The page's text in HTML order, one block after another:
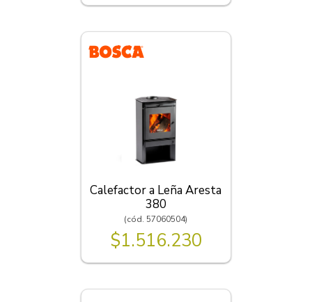
Calefactor a Leña Aresta
380
(cód. 57060504)
$1.516.230